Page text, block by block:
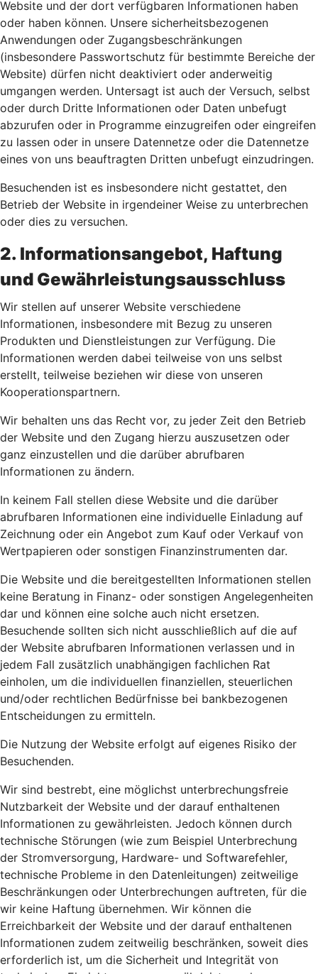
Website und der dort verfügbaren Informationen haben
oder haben können. Unsere sicherheitsbezogenen
Anwendungen oder Zugangsbeschränkungen
(insbesondere Passwortschutz für bestimmte Bereiche der
Website) dürfen nicht deaktiviert oder anderweitig
umgangen werden. Untersagt ist auch der Versuch, selbst
oder durch Dritte Informationen oder Daten unbefugt
abzurufen oder in Programme einzugreifen oder eingreifen
zu lassen oder in unsere Datennetze oder die Datennetze
eines von uns beauftragten Dritten unbefugt einzudringen.
Besuchenden ist es insbesondere nicht gestattet, den
Betrieb der Website in irgendeiner Weise zu unterbrechen
oder dies zu versuchen.
2. Informationsangebot, Haftung
und Gewährleistungsausschluss
Wir stellen auf unserer Website verschiedene
Informationen, insbesondere mit Bezug zu unseren
Produkten und Dienstleistungen zur Verfügung. Die
Informationen werden dabei teilweise von uns selbst
erstellt, teilweise beziehen wir diese von unseren
Kooperationspartnern.
Wir behalten uns das Recht vor, zu jeder Zeit den Betrieb
der Website und den Zugang hierzu auszusetzen oder
ganz einzustellen und die darüber abrufbaren
Informationen zu ändern.
In keinem Fall stellen diese Website und die darüber
abrufbaren Informationen eine individuelle Einladung auf
Zeichnung oder ein Angebot zum Kauf oder Verkauf von
Wertpapieren oder sonstigen Finanzinstrumenten dar.
Die Website und die bereitgestellten Informationen stellen
keine Beratung in Finanz- oder sonstigen Angelegenheiten
dar und können eine solche auch nicht ersetzen.
Besuchende sollten sich nicht ausschließlich auf die auf
der Website abrufbaren Informationen verlassen und in
jedem Fall zusätzlich unabhängigen fachlichen Rat
einholen, um die individuellen finanziellen, steuerlichen
und/oder rechtlichen Bedürfnisse bei bankbezogenen
Entscheidungen zu ermitteln.
Die Nutzung der Website erfolgt auf eigenes Risiko der
Besuchenden.
Wir sind bestrebt, eine möglichst unterbrechungsfreie
Nutzbarkeit der Website und der darauf enthaltenen
Informationen zu gewährleisten. Jedoch können durch
technische Störungen (wie zum Beispiel Unterbrechung
der Stromversorgung, Hardware- und Softwarefehler,
technische Probleme in den Datenleitungen) zeitweilige
Beschränkungen oder Unterbrechungen auftreten, für die
wir keine Haftung übernehmen. Wir können die
Erreichbarkeit der Website und der darauf enthaltenen
Informationen zudem zeitweilig beschränken, soweit dies
erforderlich ist, um die Sicherheit und Integrität von